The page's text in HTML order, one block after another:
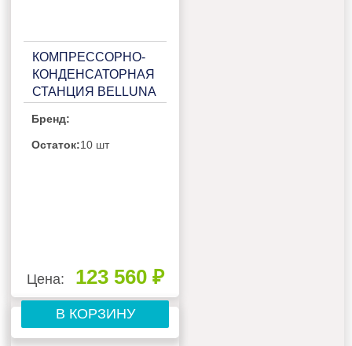
КОМПРЕССОРНО-
КОНДЕНСАТОРНАЯ
СТАНЦИЯ BELLUNA
ПОТРЕБИТЕЛЯ,
БЕЗ РЕСИВЕРА С
Бренд:
Остаток:10 шт
Цена: 123 560 ₽
В КОРЗИНУ